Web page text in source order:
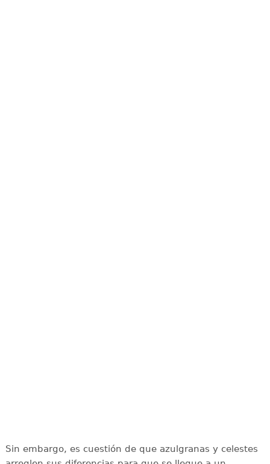
Sin embargo, es cuestión de que azulgranas y celestes